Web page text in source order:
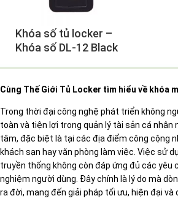
Khóa số tủ locker –
Khóa số DL-12 Black
Cùng Thế Giới Tủ Locker tìm hiểu về khóa
Trong thời đại công nghệ phát triển không
toàn và tiện lợi trong quản lý tài sản cá nhân
tâm, đặc biệt là tại các địa điểm công cộng
khách sạn hay văn phòng làm việc. Việc sử
truyền thống không còn đáp ứng đủ các yêu
nghiệm người dùng. Đây chính là lý do mà
ra đời, mang đến giải pháp tối ưu, hiện đại và